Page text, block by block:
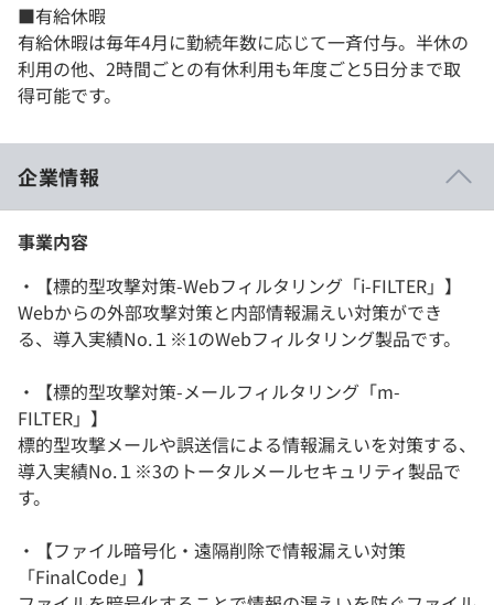
■有給休暇
有給休暇は毎年4月に勤続年数に応じて一斉付与。半休の
利用の他、2時間ごとの有休利用も年度ごと5日分まで取
得可能です。
企業情報
事業内容
・【標的型攻撃対策-Webフィルタリング「i-FILTER」】
Webからの外部攻撃対策と内部情報漏えい対策ができ
る、導入実績No.１※1のWebフィルタリング製品です。
・【標的型攻撃対策-メールフィルタリング「m-
FILTER」】
標的型攻撃メールや誤送信による情報漏えいを対策する、
導入実績No.１※3のトータルメールセキュリティ製品で
す。
・【ファイル暗号化・遠隔削除で情報漏えい対策
「FinalCode」】